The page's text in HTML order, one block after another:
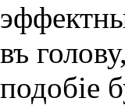
въ
подобiе